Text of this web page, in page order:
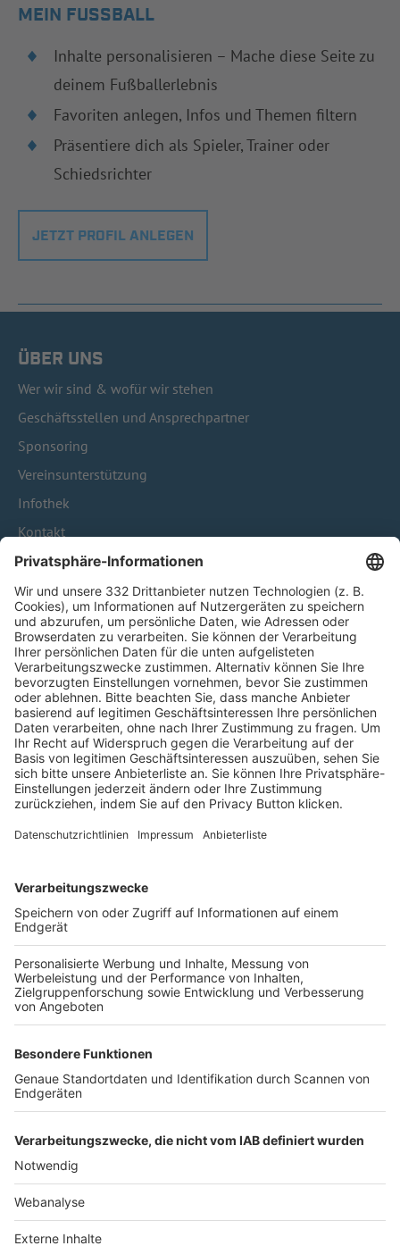
MEIN FUSSBALL
Inhalte personalisieren – Mache diese Seite zu
deinem Fußballerlebnis
Favoriten anlegen, Infos und Themen filtern
Präsentiere dich als Spieler, Trainer oder
Schiedsrichter
JETZT PROFIL ANLEGEN
ÜBER UNS
Wer wir sind & wofür wir stehen
Geschäftsstellen und Ansprechpartner
Sponsoring
Vereinsunterstützung
Infothek
Kontakt
HÄUFIG BESUCHTE SEITEN
Pässe und Vereinswechsel
Trainerausbildung
Schulungsangebot Vereinsmitarbeiter
BFV-Geschäftsstellen
Trainerbörse
Login SpielPlus
FOLGE DEM BFV
TOP-VEREINE
TOP-PARTNER
Nutzungsbedingungen Datenschutz Impressum